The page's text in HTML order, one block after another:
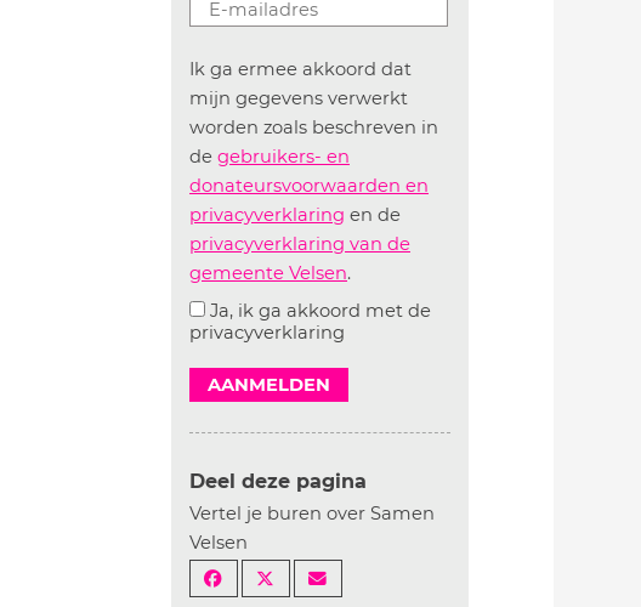
Ik ga ermee akkoord dat
mijn gegevens verwerkt
worden zoals beschreven in
de gebruikers- en
donateursvoorwaarden en
privacyverklaring en de
privacyverklaring van de
gemeente Velsen.
Ja, ik ga akkoord met de
privacyverklaring
AANMELDEN
Deel deze pagina
Vertel je buren over Samen
Velsen